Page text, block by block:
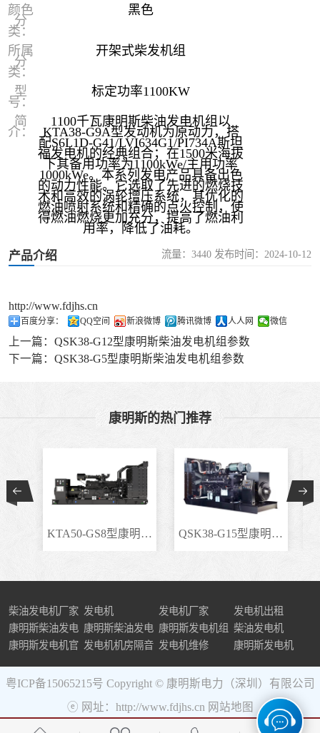
颜色
分
类：
黑色
所属
分
类：
开架式柴发机组
型
号：
标定功率1100KW
简
介：
1100千瓦康明斯柴油发电机组以
KTA38-G9A型发动机为原动力，搭
配S6L1D-G41/LVI634G1/PI734A斯坦
福发电机的经典组合；在1500米海拔
下其备用功率为1100kWe/主用功率
1000kWe。本系列发电产品具备出色
的动力性能。它选取了先进的燃烧技
术和高效的涡轮增压系统，其优化的
燃油喷射系统和精确的点火控制，使
得燃油燃烧更加充分，提高了燃油利
用率，降低了油耗。
产品介绍 流量：3440 发布时间：2024-10-12
http://www.fdjhs.cn
百度分享： QQ空间 新浪微博 腾讯微博 人人网 微信
上一篇： QSK38-G12型康明斯柴油发电机组参数
下一篇： QSK38-G5型康明斯柴油发电机组参数
康明斯的热门推荐
KTA50-GS8型康明斯柴.. QSK38-G15型康明斯柴..
柴油发电机厂家 发电机 发电机厂家
发电机出租
康明斯柴油发电
机组
康明斯柴油发电
机
康明斯发电机组 柴油发电机
康明斯发电机官 发电机机房隔音 发电机维修 康明斯发电机
粤ICP备15065215号 Copyright © 康明斯电力（深圳）有限公司
ⓔ 网址：http://www.fdjhs.cn 网站地图